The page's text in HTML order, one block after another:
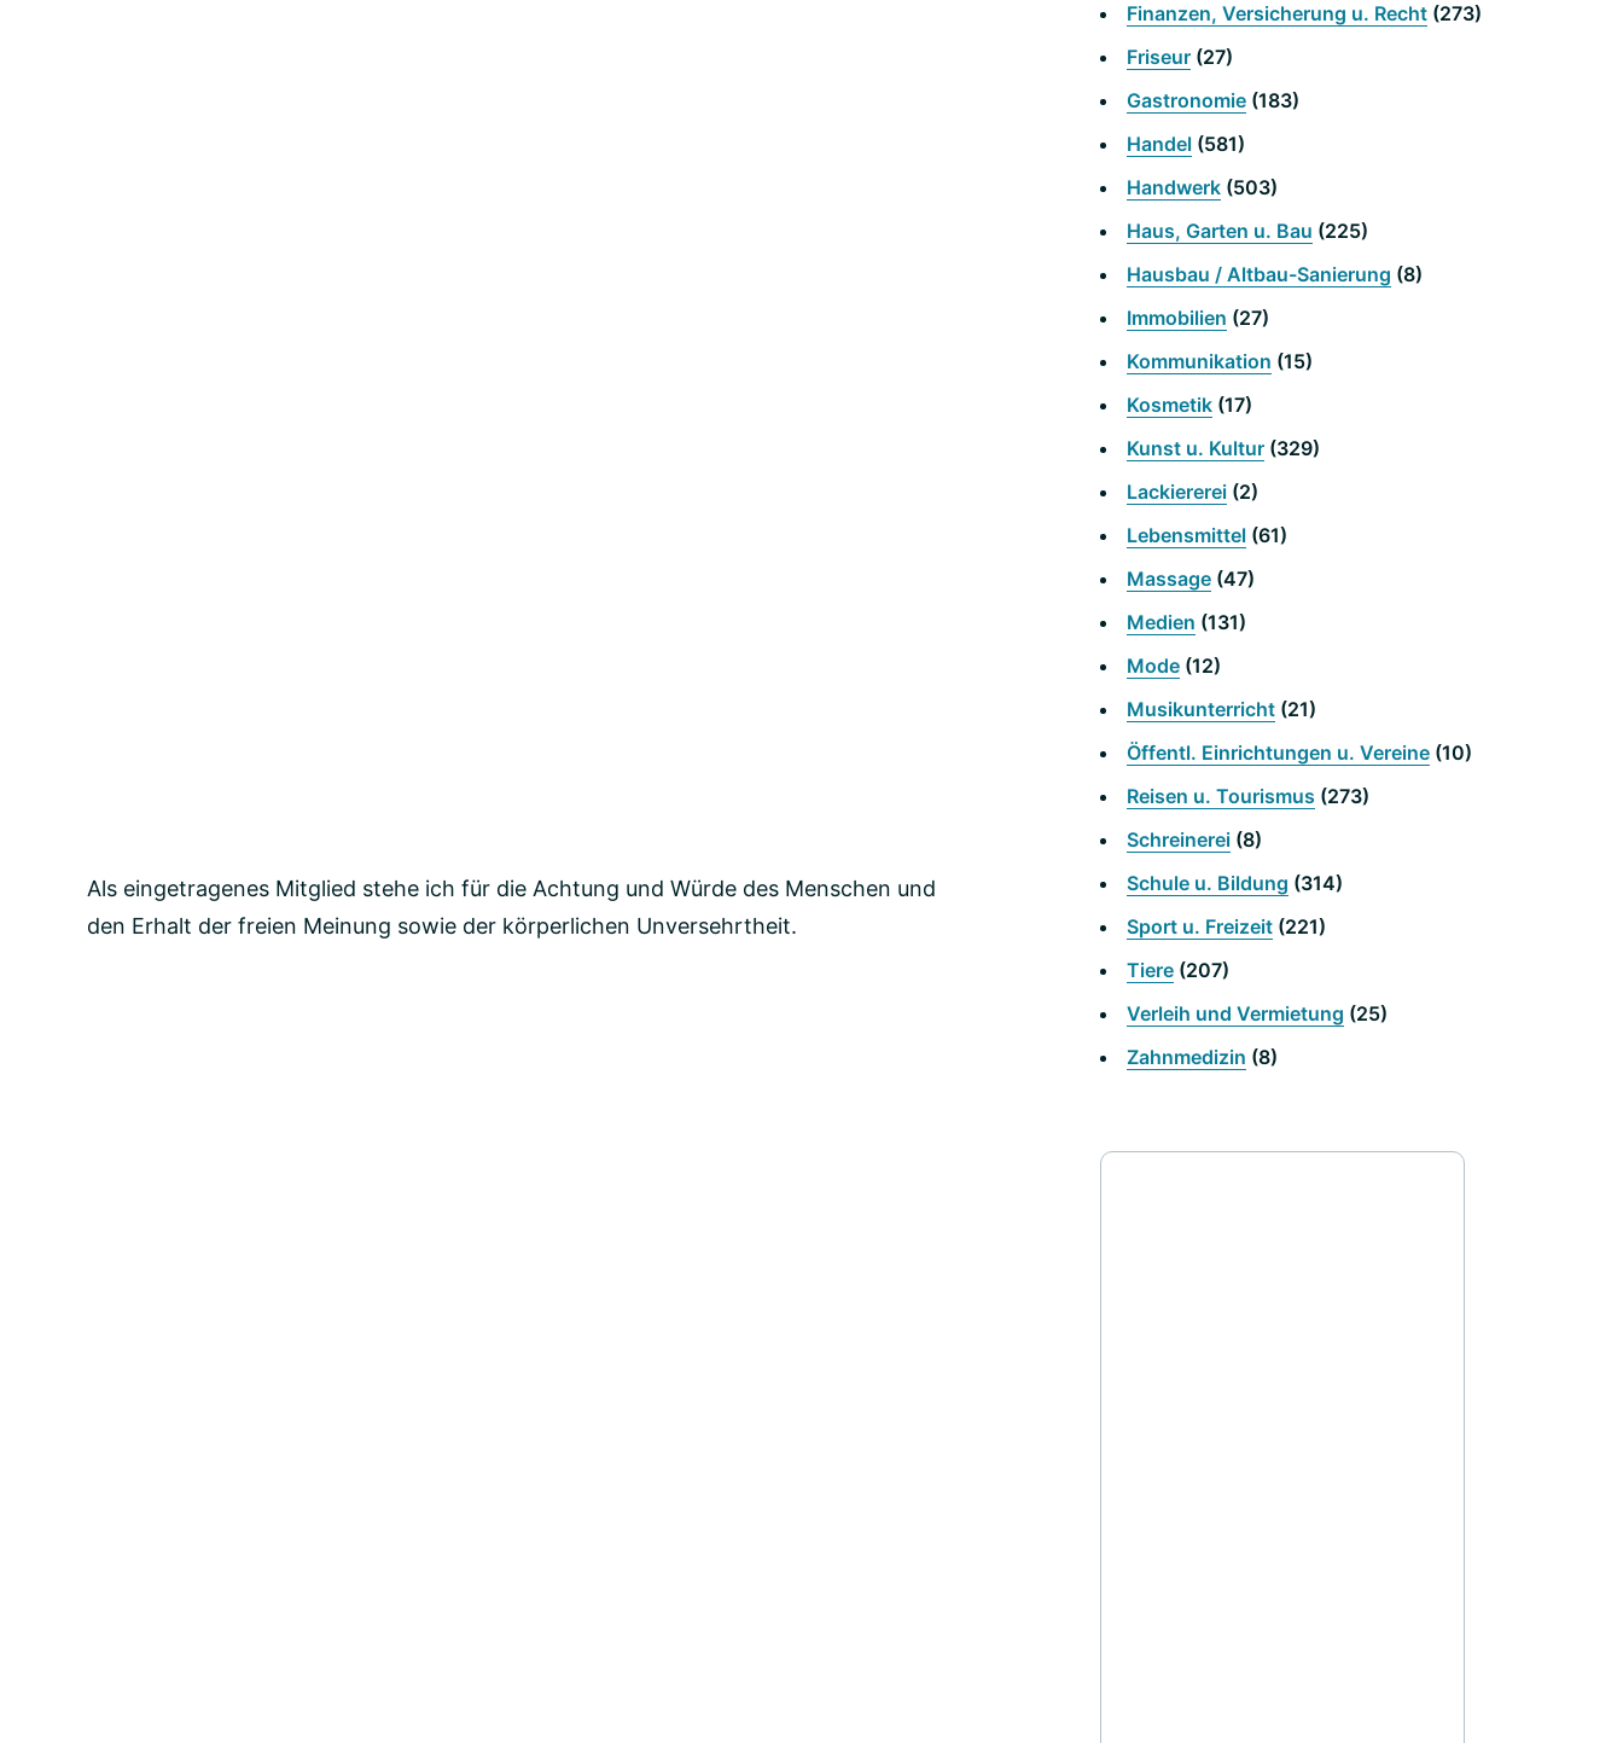
Als eingetragenes Mitglied stehe ich für die Achtung und Würde des Menschen und
den Erhalt der freien Meinung sowie der körperlichen Unversehrtheit.
Finanzen, Versicherung u. Recht (273)
Friseur (27)
Gastronomie (183)
Handel (581)
Handwerk (503)
Haus, Garten u. Bau (225)
Hausbau / Altbau-Sanierung (8)
Immobilien (27)
Kommunikation (15)
Kosmetik (17)
Kunst u. Kultur (329)
Lackiererei (2)
Lebensmittel (61)
Massage (47)
Medien (131)
Mode (12)
Musikunterricht (21)
Öffentl. Einrichtungen u. Vereine (10)
Reisen u. Tourismus (273)
Schreinerei (8)
Schule u. Bildung (314)
Sport u. Freizeit (221)
Tiere (207)
Verleih und Vermietung (25)
Zahnmedizin (8)